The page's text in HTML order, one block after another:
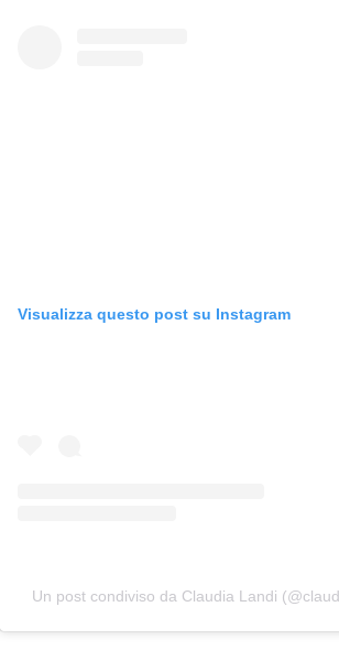
Visualizza questo post su Instagram
Un post condiviso da Claudia Landi